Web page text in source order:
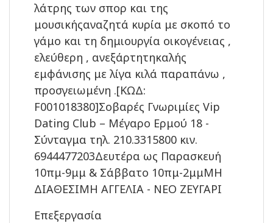
λάτρης των σπορ και της
μουσικήςαναζητά κυρία με σκοπό το
γάμο και τη δημιουργία οικογένειας ,
ελεύθερη , ανεξάρτητηκαλής
εμφάνισης με λίγα κιλά παραπάνω ,
προσγειωμένη .[ΚΩΔ:
F001018380]Σοβαρές Γνωριμίες Vip
Dating Club – Μέγαρο Ερμού 18 -
Σύνταγμα τηλ. 210.3315800 κιν.
6944477203Δευτέρα ως Παρασκευή
10πμ-9μμ & Σάββατο 10πμ-2μμΜΗ
ΔΙΑΘΕΣΙΜΗ ΑΓΓΕΛΙΑ - ΝΕΟ ΖΕΥΓΑΡΙ
Επεξεργασία